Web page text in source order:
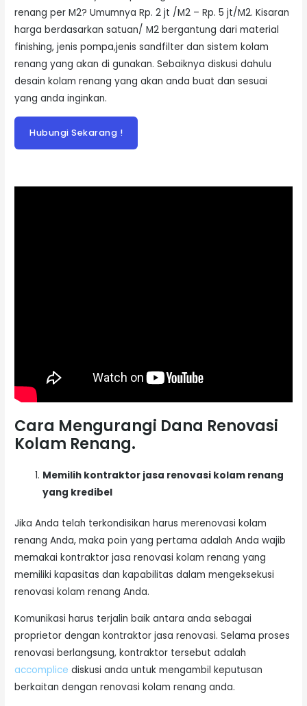
renang per M2? Umumnya Rp. 2 jt /M2 – Rp. 5 jt/M2. Kisaran
harga berdasarkan satuan/ M2 bergantung dari material
finishing, jenis pompa,jenis sandfilter dan sistem kolam
renang yang akan di gunakan. Sebaiknya diskusi dahulu
desain kolam renang yang akan anda buat dan sesuai
yang anda inginkan.
Hubungi Sekarang !
Cara Mengurangi Dana Renovasi
Kolam Renang.
Memilih kontraktor jasa renovasi kolam renang
yang kredibel
Jika Anda telah terkondisikan harus merenovasi kolam
renang Anda, maka poin yang pertama adalah Anda wajib
memakai kontraktor jasa renovasi kolam renang yang
memiliki kapasitas dan kapabilitas dalam mengeksekusi
renovasi kolam renang Anda.
Komunikasi harus terjalin baik antara anda sebagai
proprietor dengan kontraktor jasa renovasi. Selama proses
renovasi berlangsung, kontraktor tersebut adalah
accomplice diskusi anda untuk mengambil keputusan
berkaitan dengan renovasi kolam renang anda.